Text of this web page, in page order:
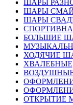
ШАРЫ
ШАРЫ
ШАРЫ
БОЛЬШИЕ
ХОДЯЧИЕ
ОТКРЫТИЕ